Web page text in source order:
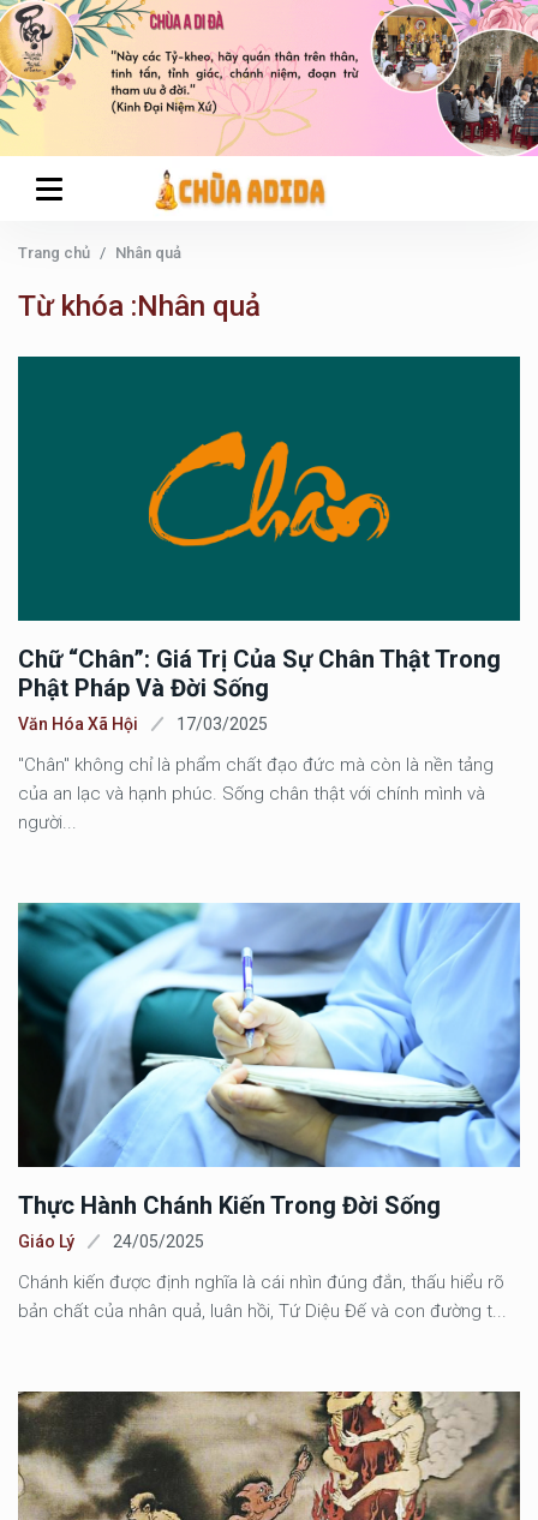
Trang chủ Nhân quả
Từ khóa :Nhân quả
Chữ “Chân”: Giá Trị Của Sự Chân Thật Trong
Phật Pháp Và Đời Sống
Văn Hóa Xã Hội 17/03/2025
"Chân" không chỉ là phẩm chất đạo đức mà còn là nền tảng
của an lạc và hạnh phúc. Sống chân thật với chính mình và
người...
Thực Hành Chánh Kiến Trong Đời Sống
Giáo Lý 24/05/2025
Chánh kiến được định nghĩa là cái nhìn đúng đắn, thấu hiểu rõ
bản chất của nhân quả, luân hồi, Tứ Diệu Đế và con đường t...